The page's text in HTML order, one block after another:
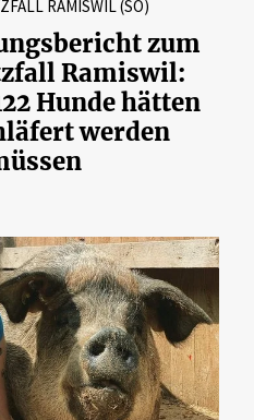
RAMISWIL (SO)
zum
Ramiswil:
Hunde hätten
werden